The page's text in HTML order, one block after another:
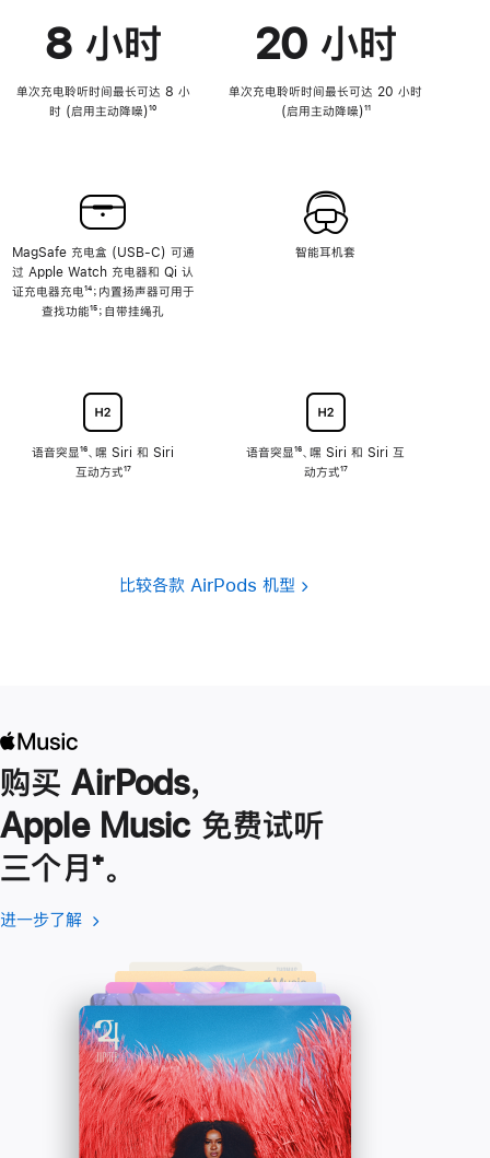
8 小时
单次充电聆听时间最长可达 8 小
时 (启用主动降噪)脚
¹⁰
MagSafe 充电盒 (USB-C) 可通
过 Apple Watch 充电器和 Qi 认
证充电器充电脚
注
¹⁴；内置扬声器可用于
查找功能脚
¹⁵；自带挂绳孔
语音突显脚
注
¹⁶、嘿 Siri 和 Siri
互动方式脚
¹⁷
20 小时
单次充电聆听时间最长可达 20 小时
(启用主动降噪)脚
¹¹
智能耳机套
语音突显脚
注
¹⁶、嘿 Siri 和 Siri 互
动方式脚
¹⁷
比较各款 AirPods 机型
购买 AirPods，
Apple Music 免费试听
三个月脚
注
⁺。
进一步了解 进
了
解
-
Apple
Music
(在
口
中
打
开)